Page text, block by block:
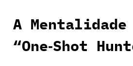
A Mentalidade
“One‑Shot